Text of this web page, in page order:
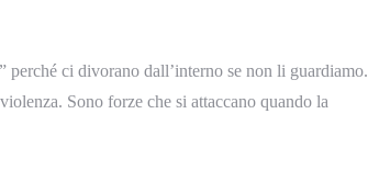
perché ci divorano dall’interno se non li guardiamo.
Sono forze che si attaccano quando la